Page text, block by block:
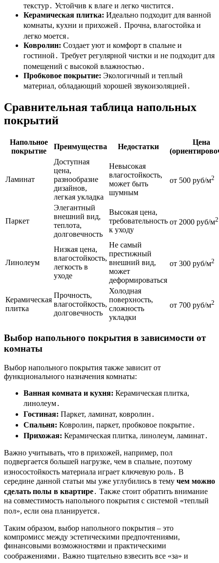
текстур․ Устойчив к влаге и легко чистится․
Керамическая плитка: Идеально подходит для ванной
комнаты, кухни и прихожей․ Прочна, влагостойка и
легко моется․
Ковролин: Создает уют и комфорт в спальне и
гостиной․ Требует регулярной чистки и не подходит для
помещений с высокой влажностью․
Пробковое покрытие: Экологичный и теплый
материал, обладающий хорошей звукоизоляцией․
Сравнительная таблица напольных
покрытий
Напольное
покрытие
Преимущества Недостатки
Цена
Ламинат
Доступная
цена,
разнообразие
дизайнов,
легкая укладка
Невысокая
влагостойкость,
может быть
шумным
от 500 руб/м2
Паркет
Элегантный
внешний вид,
теплота,
долговечность
Высокая цена,
требовательность
к уходу
от 2000 руб/м2
Линолеум
Низкая цена,
влагостойкость,
легкость в
уходе
Не самый
престижный
внешний вид,
может
деформироваться
от 300 руб/м2
Керамическая
плитка
Прочность,
влагостойкость,
долговечность
Холодная
поверхность,
сложность
укладки
от 700 руб/м2
Выбор напольного покрытия в зависимости от
комнаты
Выбор напольного покрытия также зависит от
функционального назначения комнаты:
Ванная комната и кухня: Керамическая плитка,
линолеум․
Гостиная: Паркет, ламинат, ковролин․
Спальня: Ковролин, паркет, пробковое покрытие․
Прихожая: Керамическая плитка, линолеум, ламинат․
Важно учитывать, что в прихожей, например, пол
подвергается большей нагрузке, чем в спальне, поэтому
износостойкость материала играет ключевую роль․ В
середине данной статьи мы уже углубились в тему чем можно
сделать полы в квартире․ Также стоит обратить внимание
на совместимость напольного покрытия с системой «теплый
пол», если она планируется․
Таким образом, выбор напольного покрытия – это
компромисс между эстетическими предпочтениями,
финансовыми возможностями и практическими
соображениями․ Важно тщательно взвесить все «за» и